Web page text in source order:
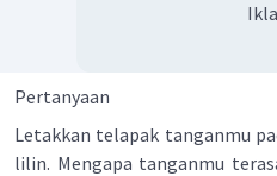
Pertanyaan
Letakkan telapak tanganmu
lilin. Mengapa tanganmu